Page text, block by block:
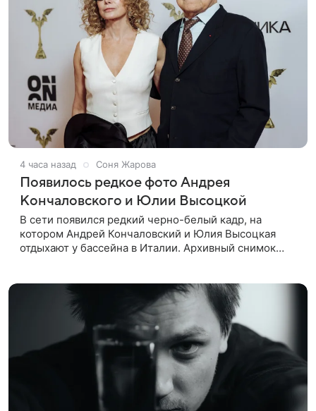
4 часа назад Соня Жарова
Появилось редкое фото Андрея
Кончаловского и Юлии Высоцкой
В сети появился редкий черно-белый кадр, на
котором Андрей Кончаловский и Юлия Высоцкая
отдыхают у бассейна в Италии. Архивный снимок